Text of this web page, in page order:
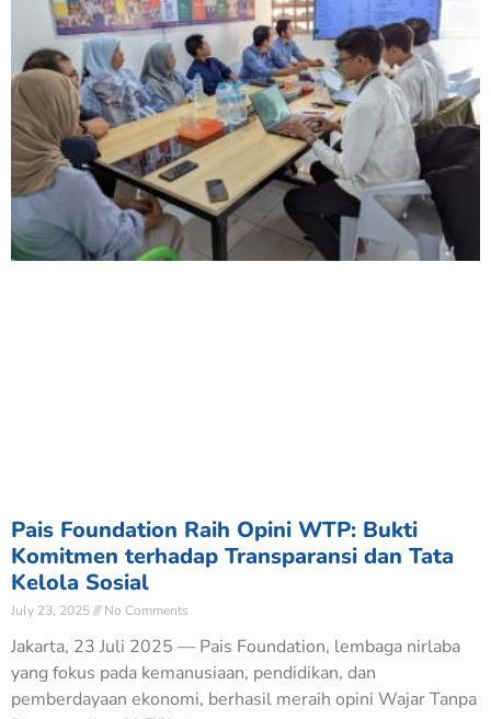
Pais Foundation Raih Opini WTP: Bukti
Komitmen terhadap Transparansi dan Tata
Kelola Sosial
July 23, 2025 No Comments
Jakarta, 23 Juli 2025 — Pais Foundation, lembaga nirlaba
yang fokus pada kemanusiaan, pendidikan, dan
pemberdayaan ekonomi, berhasil meraih opini Wajar Tanpa